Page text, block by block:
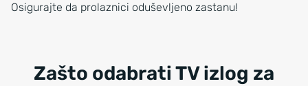
Osigurajte da prolaznici oduševljeno zastanu!
Zašto odabrati TV izlog za